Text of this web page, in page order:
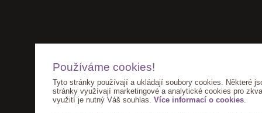
Používáme cookies!
Tyto stránky používají a ukládají soubory cookies. Některé
stránky využívají marketingové a analytické cookies pro
využití je nutný Váš souhlas. Více informací o cookies.